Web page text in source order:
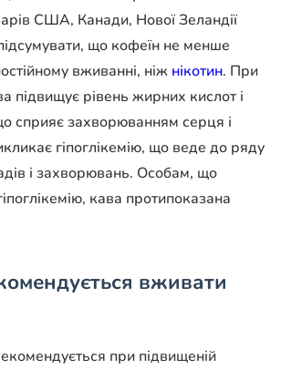
США, Канади, Нової Зеландії
що кофеїн не менше
вживанні, ніж нікотин. При
підвищує рівень жирних кислот і
сприяє захворюванням серця і
гіпоглікемію, що веде до ряду
і захворювань. Особам, що
кава протипоказана
вживати
при підвищеній